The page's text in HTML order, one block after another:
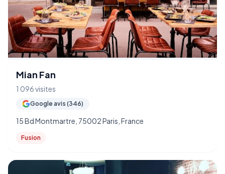
Mian Fan
1 096 visites
Google avis (346)
15 Bd Montmartre, 75002 Paris, France
Fusion